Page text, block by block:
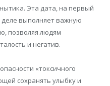
Эта дата, на первый
деле выполняет важную
позволяя людям
и негатив.
«токсичного
сохранять улыбку и